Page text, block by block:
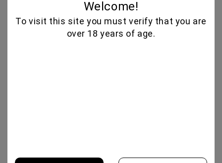
XYNISTERI PERSEFONI 750ML -
KOLIOS WINERY
Welcome!
To visit this site you must verify that you are
over 18 years of age.